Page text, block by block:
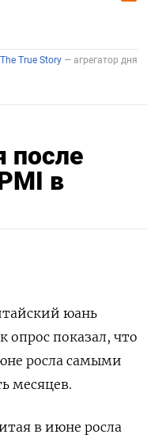
после
в
юань
опрос показал, что
росла самыми
месяцев.
в июне росла